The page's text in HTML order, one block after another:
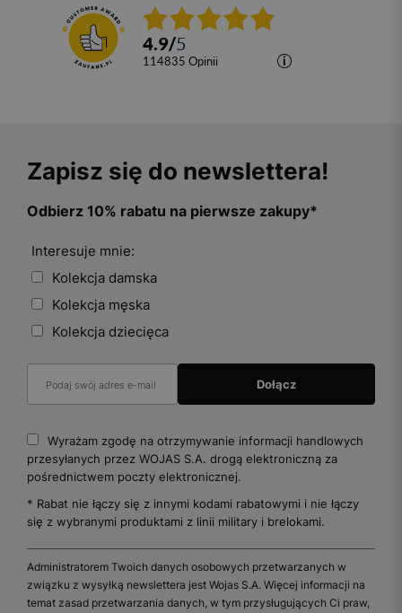
4.9/5
114835 opinii
Zapisz się do newslettera!
Odbierz 10% rabatu na pierwsze zakupy*
Interesuje mnie:
Kolekcja damska
Kolekcja męska
Kolekcja dziecięca
Wyrażam zgodę na otrzymywanie informacji handlowych
przesyłanych przez WOJAS S.A. drogą elektroniczną za
pośrednictwem poczty elektronicznej.
* Rabat nie łączy się z innymi kodami rabatowymi i nie łączy
się z wybranymi produktami z linii military i brelokami.
Administratorem Twoich danych osobowych przetwarzanych w
związku z wysyłką newslettera jest Wojas S.A. Więcej informacji na
temat zasad przetwarzania danych, w tym przysługujących Ci praw,